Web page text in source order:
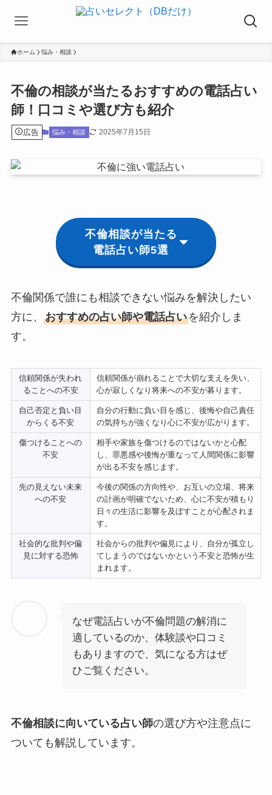
ホーム 悩み・相談
不倫の相談が当たるおすすめの電話占い
師！口コミや選び方も紹介
広告 悩み・相談 2025年7月15日
不倫相談が当たる
電話占い師5選
不倫関係で誰にも相談できない悩みを解決したい
方に、 おすすめの占い師や電話占いを紹介しま
す。
信頼関係が失われ
ることへの不安
信頼関係が崩れることで大切な支えを失い、
心が寂しくなり将来への不安が募ります。
自己否定と負い目
からくる不安
自分の行動に負い目を感じ、後悔や自己責任
の気持ちが強くなり心に不安が広がります。
傷つけることへの
不安
相手や家族を傷つけるのではないかと心配
し、罪悪感や後悔が重なって人間関係に影響
が出る不安を感じます。
先の見えない未来
への不安
今後の関係の方向性や、お互いの立場、将来
の計画が明確でないため、心に不安が積もり
日々の生活に影響を及ぼすことが心配されま
す。
社会的な批判や偏
見に対する恐怖
社会からの批判や偏見により、自分が孤立し
てしまうのではないかという不安と恐怖が生
まれます。
なぜ電話占いが不倫問題の解消に
適しているのか、体験談や口コミ
もありますので、気になる方はぜ
ひご覧ください。
不倫相談に向いている占い師の選び方や注意点に
ついても解説しています。